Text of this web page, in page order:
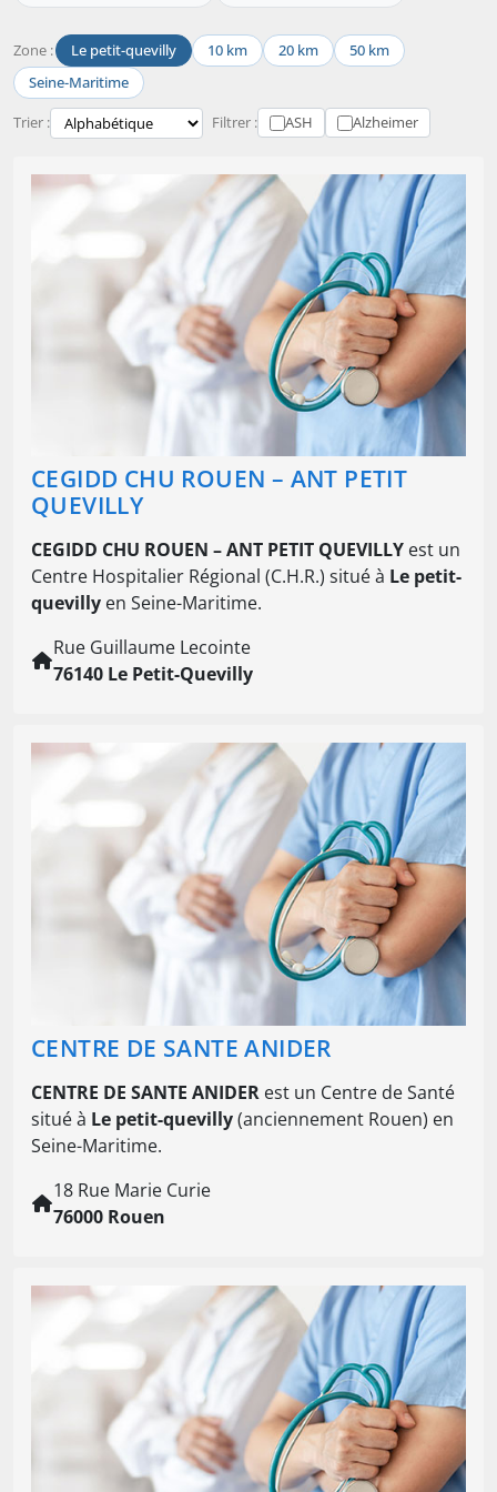
Zone : Le petit-quevilly 10 km 20 km
50 km
Seine-Maritime
Trier : Filtrer : ASH Alzheimer
CEGIDD CHU ROUEN – ANT PETIT
QUEVILLY
CEGIDD CHU ROUEN – ANT PETIT QUEVILLY est un
Centre Hospitalier Régional (C.H.R.) situé à Le petit-
quevilly en Seine-Maritime.
Rue Guillaume Lecointe
76140 Le Petit-Quevilly
CENTRE DE SANTE ANIDER
CENTRE DE SANTE ANIDER est un Centre de Santé
situé à Le petit-quevilly(anciennement Rouen) en
Seine-Maritime.
18 Rue Marie Curie
76000 Rouen